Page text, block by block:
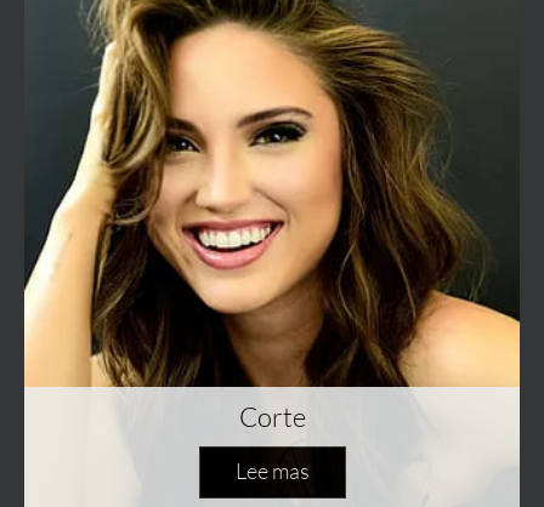
Corte
Lee mas